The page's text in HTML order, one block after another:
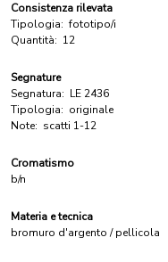
Consistenza rilevata
Tipologia: fototipo/i
Quantità: 12
Segnature
Segnatura: LE 2436
Tipologia: originale
Note: scatti 1-12
Cromatismo
b/n
Materia e tecnica
bromuro d'argento / pellicola